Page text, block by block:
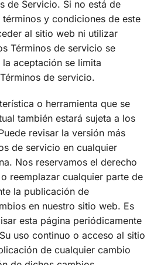
de Servicio. Si no está de
y condiciones de este
al sitio web ni utilizar
Términos de servicio se
aceptación se limita
de servicio.
o herramienta que se
también estará sujeta a los
revisar la versión más
de servicio en cualquier
Nos reservamos el derecho
reemplazar cualquier parte de
la publicación de
en nuestro sitio web. Es
esta página periódicamente
uso continuo o acceso al sitio
de cualquier cambio